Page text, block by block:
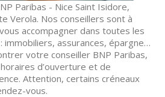
Paribas - Nice Saint Isidore,
Verola. Nos conseillers sont à
accompagner dans toutes les
assurances, épargne…
votre conseiller BNP Paribas,
d’ouverture et de
Attention, certains créneaux
vous.